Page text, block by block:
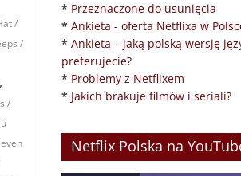
/
/
,
/
* Przeznaczone do usunięcia
* Ankieta - oferta Netflixa w
* Ankieta – jaką polską wersję
preferujecie?
* Problemy z Netflixem
* Jakich brakuje filmów i seriali?
Netflix Polska na